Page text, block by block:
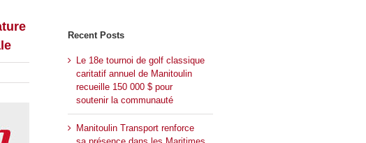
Recent Posts
Le 18e tournoi de golf classique
caritatif annuel de Manitoulin
recueille 150 000 $ pour
soutenir la communauté
Manitoulin Transport renforce